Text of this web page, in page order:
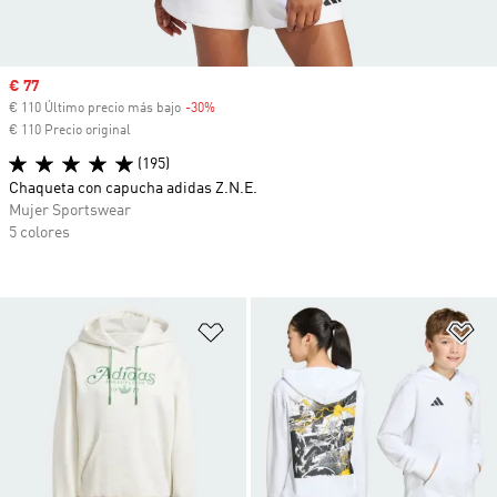
Añadir a la lista de deseos
Precio de venta
€ 77
€ 110 Último precio más bajo -30%
€ 110 Precio original
(195)
Chaqueta con capucha adidas Z.N.E.
Mujer Sportswear
5 colores